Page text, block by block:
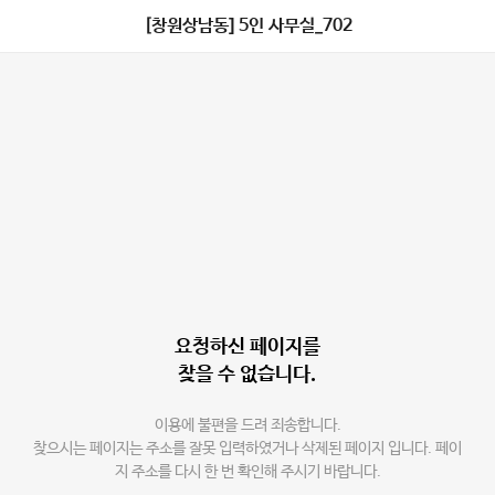
[창원상남동] 5인 사무실_702
요청하신 페이지를
찾을 수 없습니다.
이용에 불편을 드려 죄송합니다.
찾으시는 페이지는 주소를 잘못 입력하였거나 삭제된 페이지 입니다. 페이
지 주소를 다시 한 번 확인해 주시기 바랍니다.